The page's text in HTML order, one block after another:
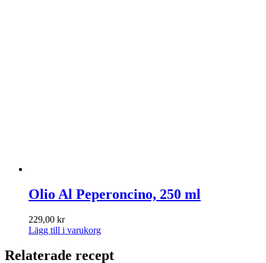
Olio Al Peperoncino, 250 ml
229,00 kr
Lägg till i varukorg
Relaterade recept